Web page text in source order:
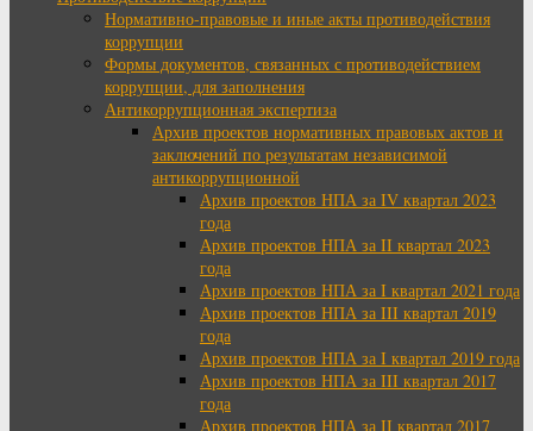
Нормативно-правовые и иные акты противодействия
коррупции
Формы документов, связанных с противодействием
коррупции, для заполнения
Антикоррупционная экспертиза
Архив проектов нормативных правовых актов и
заключений по результатам независимой
антикоррупционной
Архив проектов НПА за IV квартал 2023
года
Архив проектов НПА за II квартал 2023
года
Архив проектов НПА за I квартал 2021 года
Архив проектов НПА за III квартал 2019
года
Архив проектов НПА за I квартал 2019 года
Архив проектов НПА за III квартал 2017
года
Архив проектов НПА за II квартал 2017